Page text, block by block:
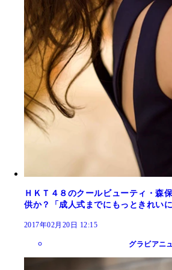
ＨＫＴ４８のクールビューティ・森
供か？「成人式までにもっときれいに
2017年02月20日 12:15
グラビアニ